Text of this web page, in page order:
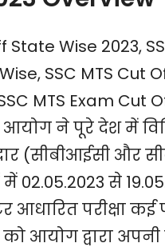
Wise 2023,
SSC MTS Cut
MTS Exam Cut
ने पूरे देश में
और
02.05.2023 से
परीक्षा
को आयोग द्वारा